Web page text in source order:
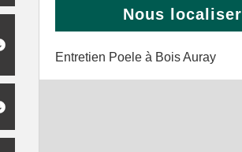
Nous localiser
Entretien Poele à Bois Auray